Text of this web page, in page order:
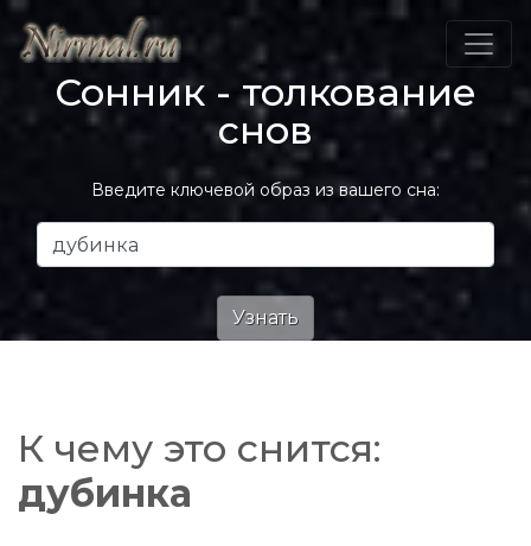
Сонник - толкование
снов
Введите ключевой образ из вашего сна:
К чему это снится:
дубинка